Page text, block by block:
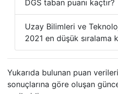
DGS taban puanı kaçtır?
Uzay Bilimleri ve
2021 en düşük sıralama
Yukarıda bulunan puan
sonuçlarına göre oluşan